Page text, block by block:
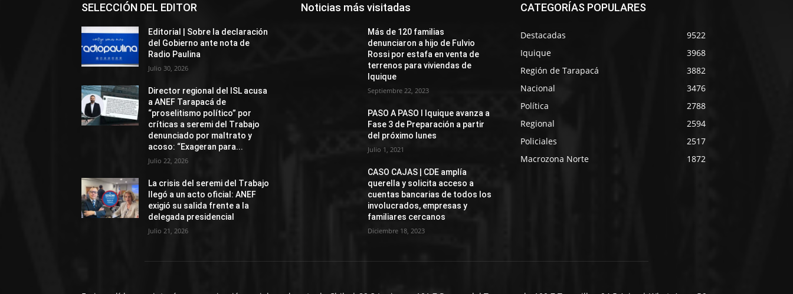
SELECCIÓN DEL EDITOR
Editorial | Sobre la declaración
del Gobierno ante nota de
Radio Paulina
Julio 30, 2026
Director regional del ISL acusa
a ANEF Tarapacá de
“proselitismo político” por
críticas a seremi del Trabajo
denunciado por maltrato y
acoso: “Exageran para...
Julio 22, 2026
La crisis del seremi del Trabajo
llegó a un acto oficial: ANEF
exigió su salida frente a la
delegada presidencial
Julio 21, 2026
Noticias más visitadas
Más de 120 familias
denunciaron a hijo de Fulvio
Rossi por estafa en venta de
terrenos para viviendas de
Iquique
Septiembre 22, 2023
PASO A PASO I Iquique avanza a
Fase 3 de Preparación a partir
del próximo lunes
Julio 1, 2021
CASO CAJAS | CDE amplía
querella y solicita acceso a
cuentas bancarias de todos los
involucrados, empresas y
familiares cercanos
Diciembre 18, 2023
CATEGORÍAS POPULARES
Destacadas
9522
Iquique
3968
Región de Tarapacá
3882
Nacional
3476
Política
2788
Regional
2594
Policiales
2517
Macrozona Norte
1872